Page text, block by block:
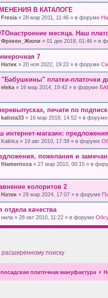
В КАТАЛОГЕ
Fresia » 28 мар 2011, 11:46 » в форуме
месяца. Наш
Фрекен_Жюли » 01 дек 2018, 01:46 » в
7
Натик » 20 ноя 2022, 19:22 » в форуме
"Бабушкины" платки-платочки
eleka » 16 мар 2014, 19:42 » в форуме
печати по
kalista33 » 16 мар 2018, 14:52 » в форуме
интернет-магазин:
Kalinka » 19 авг 2010, 17:39 » в форуме
пожелания и
filamentoza » 27 мар 2010, 00:15 » в
колоритов 2
Натик » 29 мар 2024, 17:07 » в форуме
отдела качества
нила » 28 окт 2010, 11:22 » в форуме
расширенному поиску
платочная мануфактура